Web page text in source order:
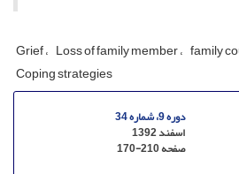
Grief Loss of family member family
Coping strategies
دوره 9، شماره 34
اسفند 1392
صفحه170-210